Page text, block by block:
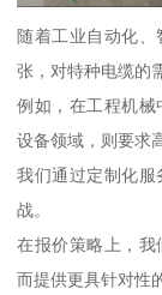
随着工业自动化
张，对特种电缆的
例如，在工程机械
设备领域，则要求
我们通过定制化
战。
在报价策略上，我
而提供更具针对性